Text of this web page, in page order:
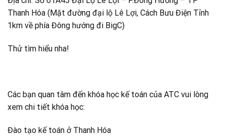
Thanh Hóa (Mặt đường đại lộ Lê Lợi, Cách Bưu Điện Tỉnh
1km về phía Đông hướng đi BigC)
Thử tìm hiểu nha!
Các bạn quan tâm đến khóa học kế toán của ATC vui lòng
xem chi tiết khóa học:
Đào tạo kế toán ở Thanh Hóa